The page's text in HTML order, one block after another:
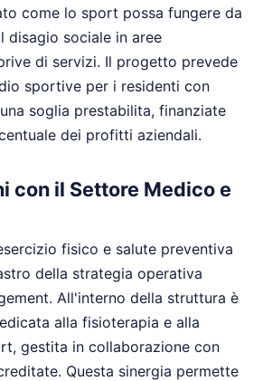
come lo sport possa fungere da
disagio sociale in aree
di servizi. Il progetto prevede
sportive per i residenti con
soglia prestabilita, finanziate
dei profitti aziendali.
con il Settore Medico e
fisico e salute preventiva
della strategia operativa
All'interno della struttura è
alla fisioterapia e alla
gestita in collaborazione con
Questa sinergia permette